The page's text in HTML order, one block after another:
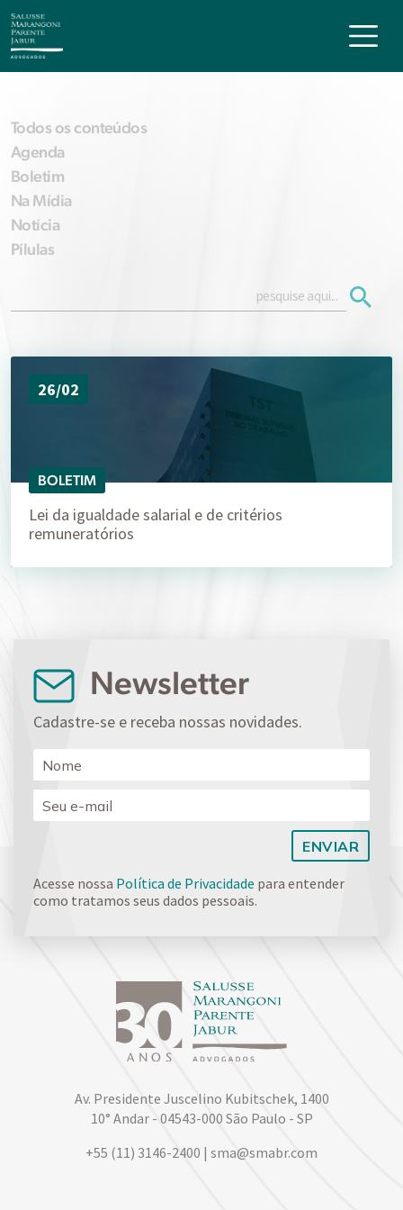
Todos os conteúdos
Agenda
Boletim
Na Mídia
Notícia
Pílulas
26/02
BOLETIM
Lei da igualdade salarial e de critérios
remuneratórios
Newsletter
Cadastre-se e receba nossas novidades.
Acesse nossa Política de Privacidade para entender
como tratamos seus dados pessoais.
Av. Presidente Juscelino Kubitschek, 1400
10° Andar - 04543-000 São Paulo - SP
+55 (11) 3146-2400 | sma@smabr.com